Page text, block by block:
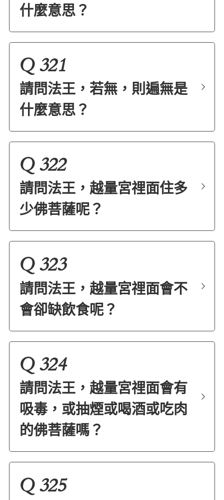
什麼意思？
Q 321
請問法王，若無，則遍無是
什麼意思？
Q 322
請問法王，越量宮𥚃面住多
少佛菩薩呢？
Q 323
請問法王，越量宮𥚃面會不
會卻缺飲食呢？
Q 324
請問法王，越量宮𥚃面會有
吸毒，或抽煙或喝酒或吃肉
的佛菩薩嗎？
Q 325